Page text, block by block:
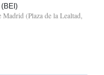
(Plaza de la Lealtad,